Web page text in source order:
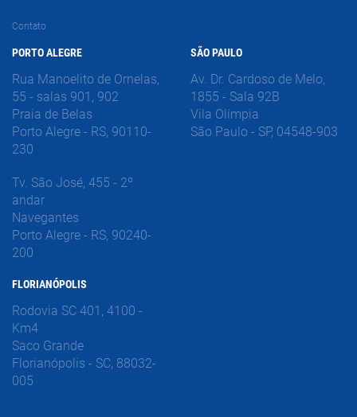
Contato
PORTO ALEGRE
Rua Manoelito de Ornelas,
55 - salas 901, 902
Praia de Belas
Porto Alegre - RS, 90110-
230
Tv. São José, 455 - 2º
andar
Navegantes
Porto Alegre - RS, 90240-
200
FLORIANÓPOLIS
Rodovia SC 401, 4100 -
Km4
Saco Grande
Florianópolis - SC, 88032-
005
SÃO PAULO
Av. Dr. Cardoso de Melo,
1855 - Sala 92B
Vila Olímpia
São Paulo - SP, 04548-903